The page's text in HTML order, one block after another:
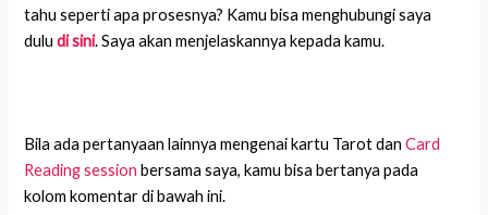
tahu seperti apa prosesnya? Kamu bisa menghubungi saya
dulu di sini. Saya akan menjelaskannya kepada kamu.
Bila ada pertanyaan lainnya mengenai kartu Tarot dan Card
Reading session bersama saya, kamu bisa bertanya pada
kolom komentar di bawah ini.